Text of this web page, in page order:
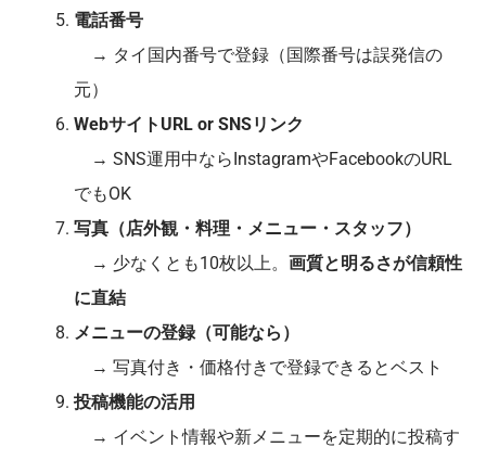
電話番号
→ タイ国内番号で登録（国際番号は誤発信の
元）
WebサイトURL or SNSリンク
→ SNS運用中ならInstagramやFacebookのURL
でもOK
写真（店外観・料理・メニュー・スタッフ）
→ 少なくとも10枚以上。 画質と明るさが信頼性
に直結
メニューの登録（可能なら）
→ 写真付き・価格付きで登録できるとベスト
投稿機能の活用
→ イベント情報や新メニューを定期的に投稿す